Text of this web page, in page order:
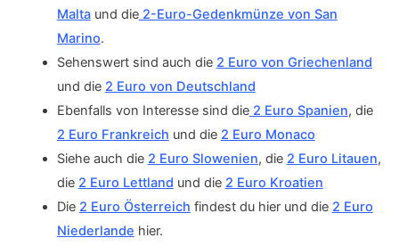
Maltaund die2-Euro-Gedenkmünze von San
Marino.
Sehenswert sind auch die 2 Euro von Griechenland
und die 2 Euro von Deutschland
Ebenfalls von Interesse sind die2 Euro Spanien, die
2 Euro Frankreich und die 2 Euro Monaco
Siehe auch die 2 Euro Slowenien, die 2 Euro Litauen,
die 2 Euro Lettland und die 2 Euro Kroatien
Die 2 Euro Österreich findest du hier und die 2 Euro
Niederlande hier.